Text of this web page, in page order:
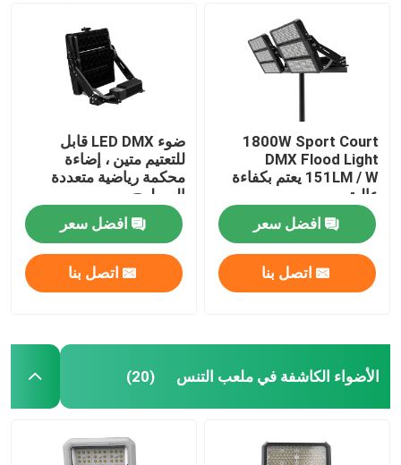
1800W Sport Court
DMX Flood Light
151LM / W يعتم بكفاءة
عالية
افضل سعر
اتصل بنا
ضوء LED DMX قابل
للتعتيم متين ، إضاءة
محكمة رياضية متعددة
السطوح
افضل سعر
اتصل بنا
الأضواء الكاشفة في ملعب التنس (20)